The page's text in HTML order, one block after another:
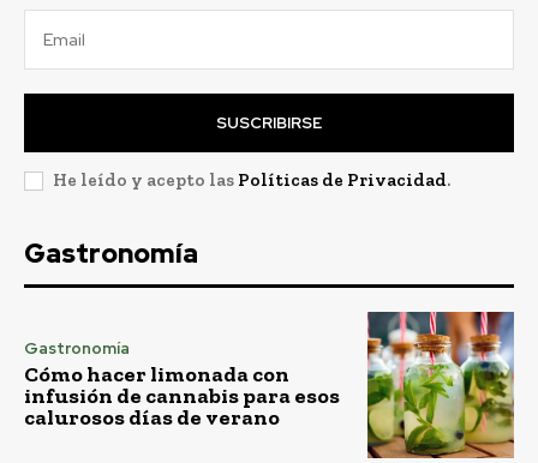
SUSCRIBIRSE
He leído y acepto las Políticas de Privacidad.
Gastronomía
Gastronomía
Cómo hacer limonada con
infusión de cannabis para esos
calurosos días de verano